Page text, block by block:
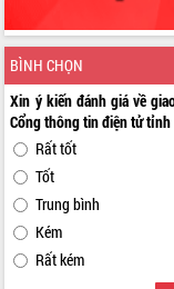
BÌNH CHỌN
Xin ý kiến đánh giá về
Cổng thông tin điện tử tỉnh
Rất tốt
Tốt
Trung bình
Kém
Rất kém